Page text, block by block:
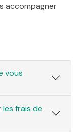
accompagner
vous
frais de